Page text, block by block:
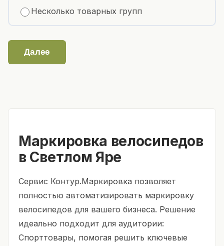
Несколько товарных групп
Далее
Маркировка велосипедов
в Светлом Яре
Сервис Контур.Маркировка позволяет
полностью автоматизировать маркировку
велосипедов для вашего бизнеса. Решение
идеально подходит для аудитории:
Спорттовары, помогая решить ключевые